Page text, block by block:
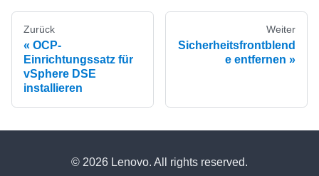
Zurück
OCP-
Einrichtungssatz für
vSphere DSE
installieren
Weiter
Sicherheitsfrontblend
e entfernen
© 2026 Lenovo. All rights reserved.